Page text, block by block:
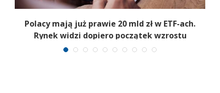
Polacy mają już prawie 20 mld zł w ETF-ach.
Rynek widzi dopiero początek wzrostu